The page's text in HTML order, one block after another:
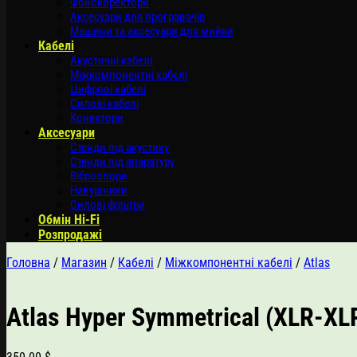
Аксесуари для програвачів
Машини та аксесуари для мийки
Кабелі
Акустичні кабелі
Міжкомпонентні кабелі
Цифрові кабелі
Силові кабелі
Конектори
Аксесуари
Стенди під акустику
Стенди під апаратуру
Віброопори
Навушники
Силові фільтри
Обмін Hi-Fi
Розпродажі
Головна / Магазин / Кабелі / Міжкомпонентні кабелі / Atlas
Atlas Hyper Symmetrical (XLR-